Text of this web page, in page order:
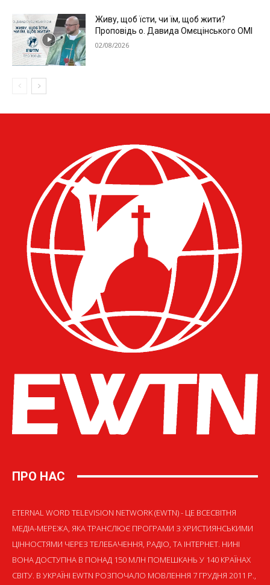
ПРО НАС
ETERNAL WORD TELEVISION NETWORK (EWTN) - ЦЕ ВСЕСВІТНЯ
МЕДІА-МЕРЕЖА, ЯКА ТРАНСЛЮЄ ПРОГРАМИ З ХРИСТИЯНСЬКИМИ
ЦІННОСТЯМИ ЧЕРЕЗ ТЕЛЕБАЧЕННЯ, РАДІО, ТА ІНТЕРНЕТ. НИНІ
ВОНА ДОСТУПНА В ПОНАД 150 МЛН ПОМЕШКАНЬ У 140 КРАЇНАХ
СВІТУ. В УКРАЇНІ EWTN РОЗПОЧАЛО МОВЛЕННЯ 7 ГРУДНЯ 2011 Р.,